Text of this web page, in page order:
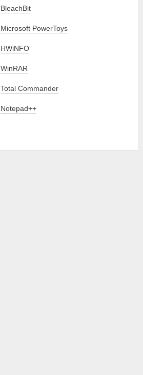
BleachBit
Microsoft PowerToys
HWiNFO
WinRAR
Total Commander
Notepad++